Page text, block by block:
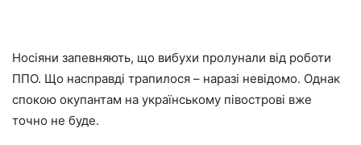
Hосіяни запевняють, що вибухи пролунали від роботи
ППО. Що насправді трапилося – наразі невідомо. Однак
спокою окупантам на українському півострові вже
точно не буде.